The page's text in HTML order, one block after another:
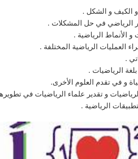
الكيف و الشكل .
الرياضي في حل المشكلات .
و الأنماط الرياضية .
العمليات الرياضية المختلفة .
.
الرياضيات .
و في تقدم العلوم الأخرى.
و تقدير علماء الرياضيات في
الرياضية .